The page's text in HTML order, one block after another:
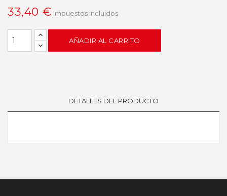
33,40 € Impuestos incluidos
AÑADIR AL CARRITO
DETALLES DEL PRODUCTO